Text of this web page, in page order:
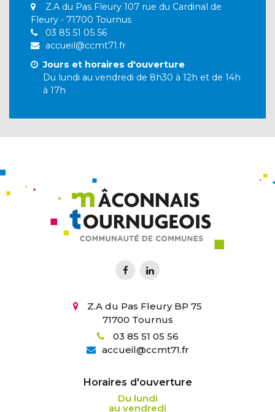
Z.A du Pas Fleury 107 rue du Cardinal de
Fleury - 71700 Tournus
03 85 51 05 56
accueil@ccmt71.fr
Jours et horaires d'ouverture
Du lundi au vendredi de 8h30 à 12h et de 14h
à 17h
Z.A du Pas Fleury BP 75
71700 Tournus
03 85 51 05 56
accueil@ccmt71.fr
Horaires d'ouverture
Du lundi
au vendredi